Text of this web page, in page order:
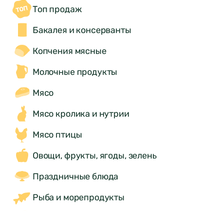
Топ продаж
Бакалея и консерванты
Копчения мясные
Молочные продукты
Мясо
Мясо кролика и нутрии
Мясо птицы
Овощи, фрукты, ягоды, зелень
Праздничные блюда
Рыба и морепродукты